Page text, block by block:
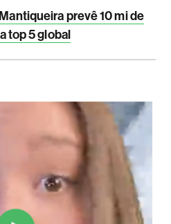
prevê 10 mi de
top 5 global